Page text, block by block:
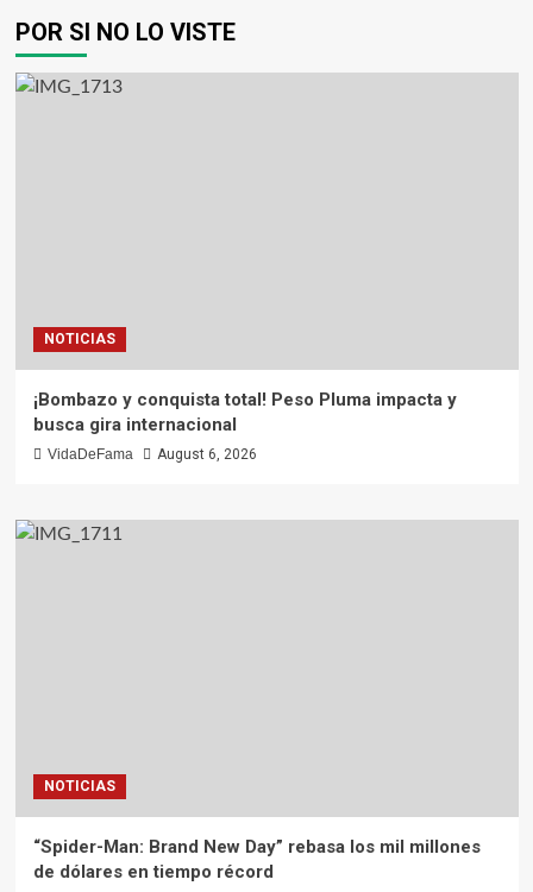
POR SI NO LO VISTE
NOTICIAS
¡Bombazo y conquista total! Peso Pluma impacta y
busca gira internacional
VidaDeFama August 6, 2026
NOTICIAS
“Spider-Man: Brand New Day” rebasa los mil millones
de dólares en tiempo récord